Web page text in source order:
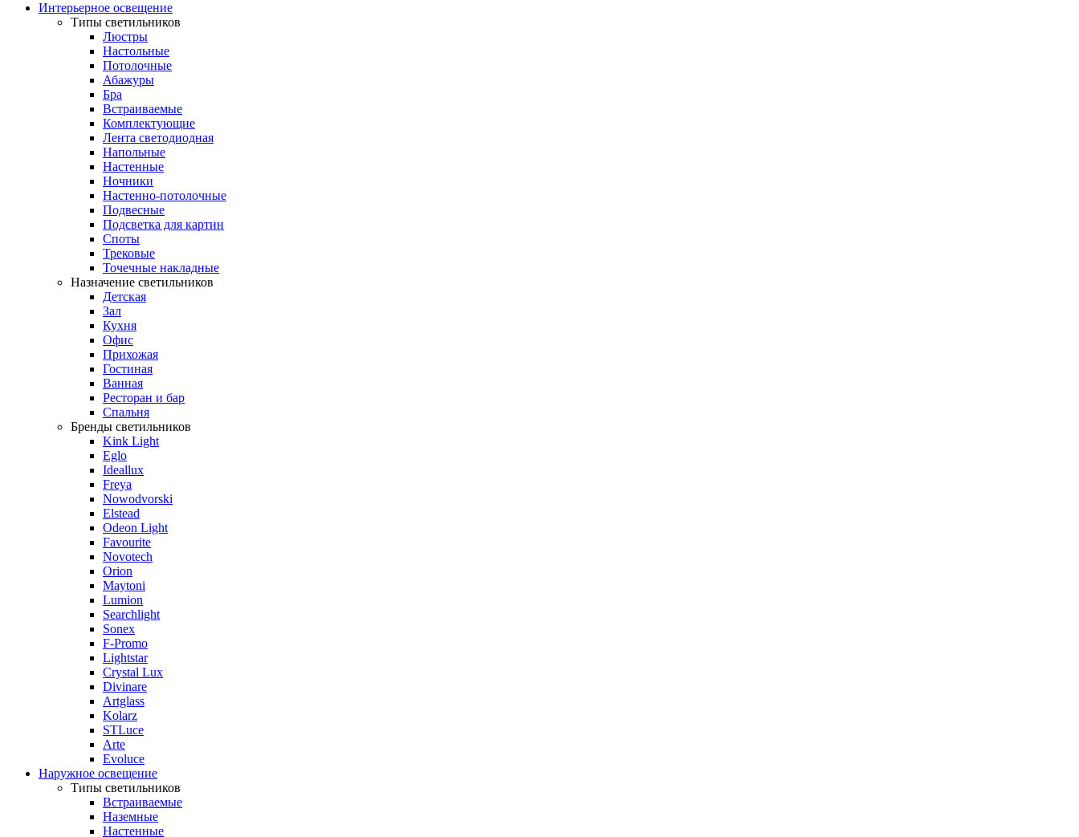
Интерьерное освещение
Типы светильников
Люстры
Настольные
Потолочные
Абажуры
Бра
Встраиваемые
Комплектующие
Лента светодиодная
Напольные
Настенные
Ночники
Настенно-потолочные
Подвесные
Подсветка для картин
Споты
Трековые
Точечные накладные
Назначение светильников
Детская
Зал
Кухня
Офис
Прихожая
Гостиная
Ванная
Ресторан и бар
Спальня
Бренды светильников
Kink Light
Eglo
Ideallux
Freya
Nowodvorski
Elstead
Odeon Light
Favourite
Novotech
Orion
Maytoni
Lumion
Searchlight
Sonex
F-Promo
Lightstar
Crystal Lux
Divinare
Artglass
Kolarz
STLuce
Arte
Evoluce
Наружное освещение
Типы светильников
Встраиваемые
Наземные
Настенные